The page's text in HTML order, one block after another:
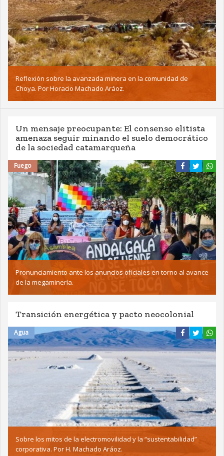
Reflexión sobre la avanzada minera en la comunidad de
Choya. Por Horacio Machado Aráoz.
Un mensaje preocupante: El consenso elitista
amenaza seguir minando el suelo democrático
de la sociedad catamarqueña
Fuego
Pronunciamiento ante los anuncios oficiales en torno al avance
de la megaminería.
Transición energética y pacto neocolonial
Agua
Sobre los mitos de la electromovilidad y la “sustentabilidad”
corporativa. Por H. Machado Aráoz.